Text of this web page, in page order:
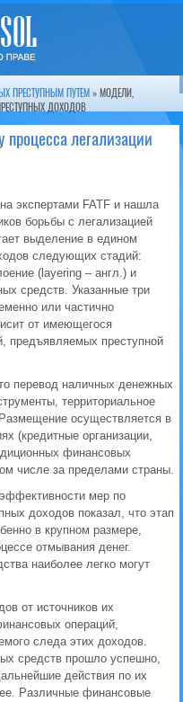
ПРЕСТУПНЫМ ПУТЕМ » МОДЕЛИ,
ДОХОДОВ
легализации
экспертами FATF и нашла
борьбы с легализацией
выделение в едином
следующих стадий:
(layering – англ.) и
средств. Указанные три
или частично
от имеющегося
предъявляемых преступной
перевод наличных денежных
территориальное
осуществляется в
(кредитные организации,
финансовых
числе за пределами страны.
мер по
доходов показал, что этап
в крупном размере,
отмывания денег.
наиболее легко могут
от источников их
операций,
следа этих доходов.
средств прошло успешно,
действия по их
Различные финансовые